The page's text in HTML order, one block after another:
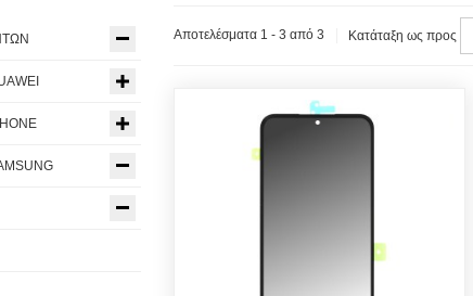
Αποτελέσματα 1 - 3 από 3 Κατάταξη ως προς